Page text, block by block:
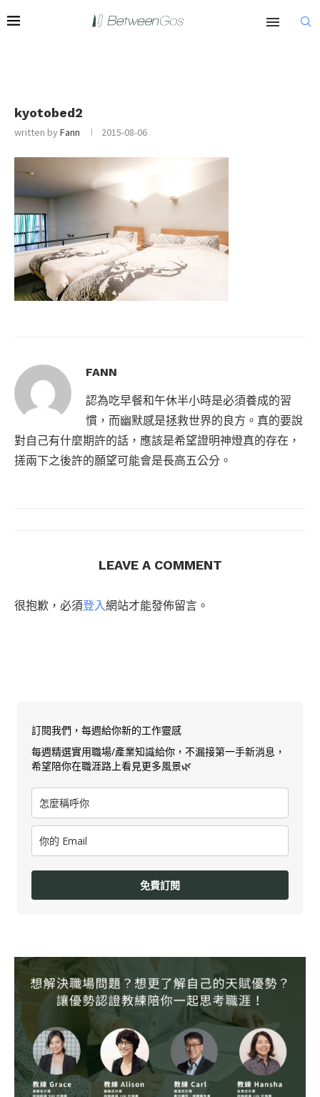
kyotobed2
written byFann 2015-08-06
FANN
認為吃早餐和午休半小時是必須養成的習
慣，而幽默感是拯救世界的良方。真的要說
對自己有什麼期許的話，應該是希望證明神燈真的存在，
搓兩下之後許的願望可能會是長高五公分。
LEAVE A COMMENT
很抱歉，必須登入網站才能發佈留言。
訂閱我們，每週給你新的工作靈感
每週精選實用職場/產業知識給你，不漏接第一手新消息，
希望陪你在職涯路上看見更多風景🌿
免費訂閱